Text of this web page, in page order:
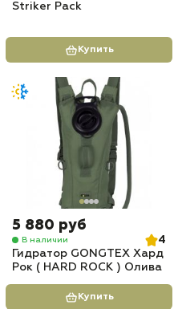
Striker Pack
Купить
5 880 руб
В наличии
4
Гидратор GONGTEX Хард
Рок ( HARD ROCK ) Олива
Купить